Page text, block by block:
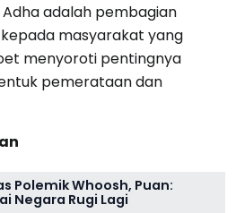
adalah pembagian
masyarakat yang
menyoroti pentingnya
pemerataan dan
Polemik Whoosh, Puan:
Negara Rugi Lagi